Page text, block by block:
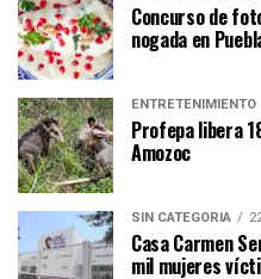
Concurso de
nogada en
ENTRETENIMIENTO
Profepa libera
Amozoc
SIN CATEGORÍA
Casa Carmen
mil mujeres